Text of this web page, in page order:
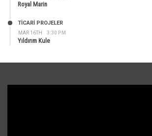
Royal Marin
MAR 16TH 3:30 PM
TİCARİ PROJELER
Yıldırım Kule